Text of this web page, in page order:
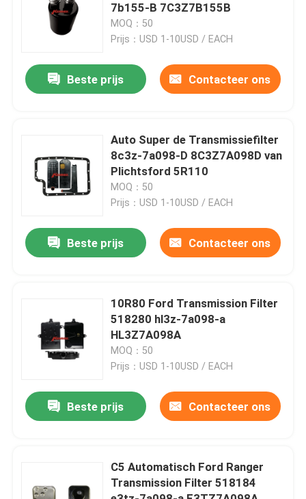
Contacten
Producten
Toyota-Transmissiefilter
Honda-Transmissie Vloeibare Filter
Motoroliecarter
De automatische Uitrustingen van de
7b155-B 7C3Z7B155B
MOQ：50
Prijs：USD 1-10USD / EACH
Beste prijs Contacteer ons
Auto Super de Transmissiefilter
8c3z-7a098-D 8C3Z7A098D van
Plichtsford 5R110
MOQ：50
Prijs：USD 1-10USD / EACH
Beste prijs Contacteer ons
10R80 Ford Transmission Filter
518280 hl3z-7a098-a
HL3Z7A098A
MOQ：50
Prijs：USD 1-10USD / EACH
Beste prijs Contacteer ons
C5 Automatisch Ford Ranger
Transmission Filter 518184